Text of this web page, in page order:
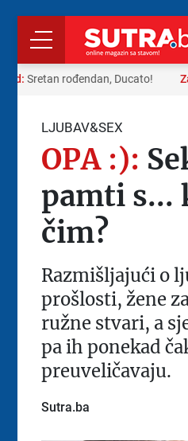
Sretan rođendan, Ducato!
LJUBAV&SEX
OPA :):
pamti s...
čim?
Razmišljajući o
prošlosti, žene
ružne stvari, a
pa ih ponekad
preuveličavaju.
Sutra.ba